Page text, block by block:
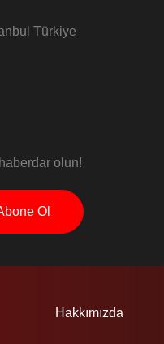
Türkiye
olun!
Ol
Hakkımızda